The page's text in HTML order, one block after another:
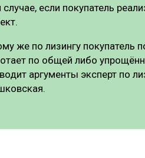
случае, если покупатель
же по лизингу покупатель
по общей либо
аргументы эксперт по